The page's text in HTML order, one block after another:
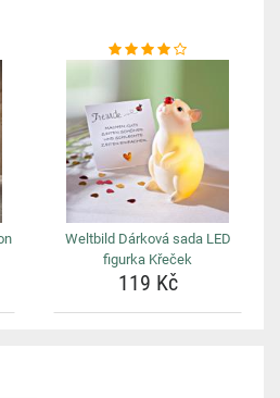
Weltbild Dárková sada LED
figurka Křeček
119 Kč